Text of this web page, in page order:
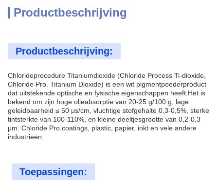
Productbeschrijving
Productbeschrijving:
Chlorideprocedure Titaniumdioxide (Chloride Process Ti-dioxide,
Chloride Pro. Titanium Dioxide) is een wit pigmentpoederproduct
dat uitstekende optische en fysische eigenschappen heeft.Het is
bekend om zijn hoge olieabsorptie van 20-25 g/100 g, lage
geleidbaarheid ≤ 50 μs/cm, vluchtige stofgehalte 0,3-0,5%, sterke
tintsterkte van 100-110%, en kleine deeltjesgrootte van 0,2-0,3
μm. Chloride Pro.coatings, plastic, papier, inkt en vele andere
industrieën.
Toepassingen: